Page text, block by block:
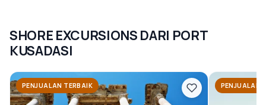
SHORE EXCURSIONS DARI PORT
KUSADASI
PENJUALAN TERBAIK PENJUALAN